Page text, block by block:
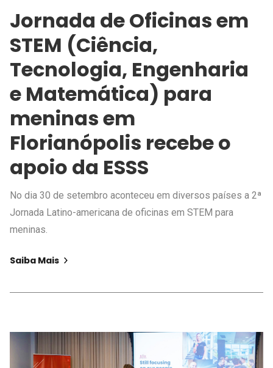
Jornada de Oficinas em
STEM (Ciência,
Tecnologia, Engenharia
e Matemática) para
meninas em
Florianópolis recebe o
apoio da ESSS
No dia 30 de setembro aconteceu em diversos países a 2ª
Jornada Latino-americana de oficinas em STEM para
meninas.
Saiba Mais